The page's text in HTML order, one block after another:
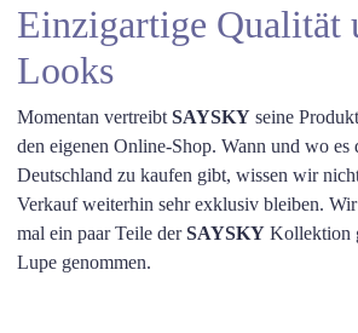
Einzigartige Qualität
Looks
Momentan vertreibt SAYSKY seine
den eigenen Online-Shop. Wann und wo es
Deutschland zu kaufen gibt, wissen wir
Verkauf weiterhin sehr exklusiv bleiben.
mal ein paar Teile derSAYSKY Kollektion
Lupe genommen.